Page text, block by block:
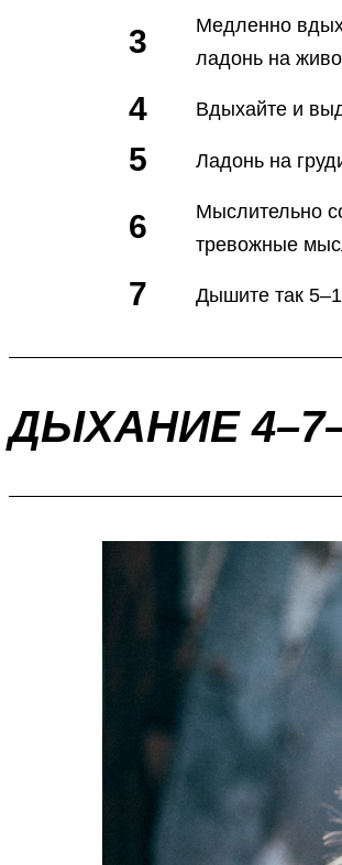
3
Медленно
ладонь на
4 Вдыхайте и
5 Ладонь на
6
Мыслительно
тревожные
7 Дышите так
ДЫХАНИЕ